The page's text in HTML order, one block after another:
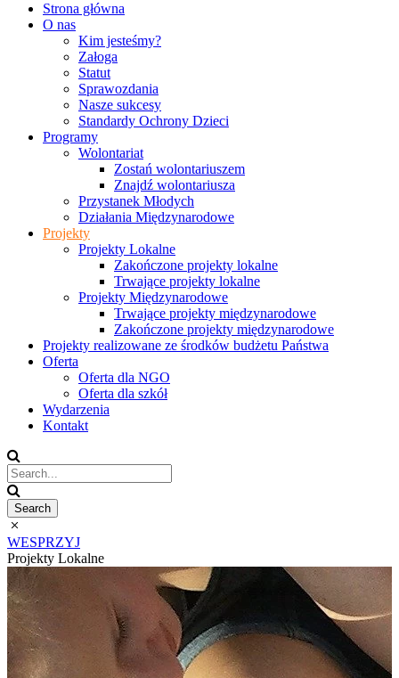
Strona główna
O nas
Kim jesteśmy?
Załoga
Statut
Sprawozdania
Nasze sukcesy
Standardy Ochrony Dzieci
Programy
Wolontariat
Zostań wolontariuszem
Znajdź wolontariusza
Przystanek Młodych
Działania Międzynarodowe
Projekty
Projekty Lokalne
Zakończone projekty lokalne
Trwające projekty lokalne
Projekty Międzynarodowe
Trwające projekty międzynarodowe
Zakończone projekty międzynarodowe
Projekty realizowane ze środków budżetu Państwa
Oferta
Oferta dla NGO
Oferta dla szkół
Wydarzenia
Kontakt
WESPRZYJ
Projekty Lokalne